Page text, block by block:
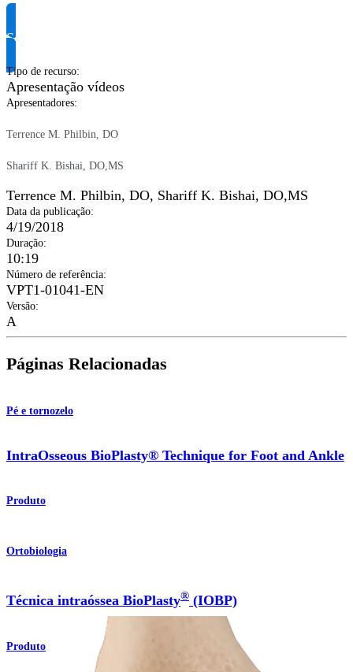
Solicite informação do produto
Tipo de recurso:
Apresentação vídeos
Apresentadores:
Terrence M. Philbin, DO
Shariff K. Bishai, DO,MS
Terrence M. Philbin, DO, Shariff K. Bishai, DO,MS
Data da publicação:
4/19/2018
Duração:
10:19
Número de referência:
VPT1-01041-EN
Versão:
A
Páginas Relacionadas
Pé e tornozelo
IntraOsseous BioPlasty® Technique for Foot and Ankle
Produto
Ortobiologia
Técnica intraóssea BioPlasty® (IOBP)
Produto